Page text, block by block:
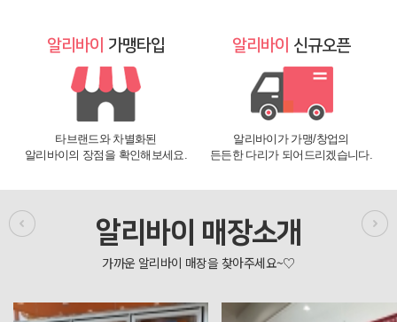
알리바이 가맹타입
타브랜드와 차별화된
알리바이의 장점을 확인해보세요.
알리바이 신규오픈
알리바이가 가맹/창업의
든든한 다리가 되어드리겠습니다.
알리바이 매장소개